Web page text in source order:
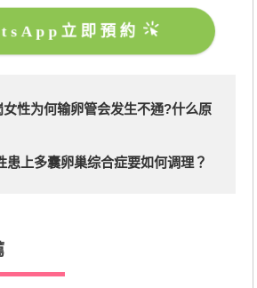
立即預約
女性为何输卵管会发生不通?什么原
患上多囊卵巢综合症要如何调理？